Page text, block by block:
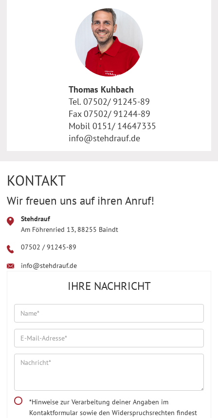
Thomas Kuhbach
Tel. 07502/ 91245-89
Fax 07502/ 91244-89
Mobil 0151/ 14647335
info@stehdrauf.de
KONTAKT
Wir freuen uns auf ihren Anruf!
Stehdrauf
Am Föhrenried 13, 88255 Baindt
07502 / 91245-89
info@stehdrauf.de
IHRE NACHRICHT
*Hinweise zur Verarbeitung deiner Angaben im
Kontaktformular sowie den Widerspruchsrechten findest